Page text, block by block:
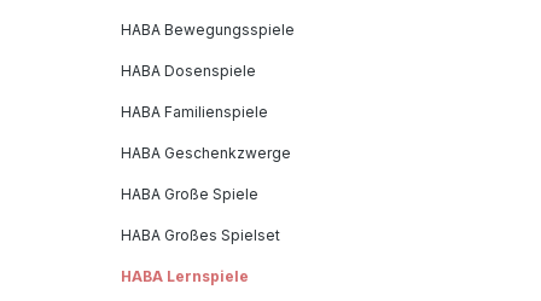
HABA Bewegungsspiele
HABA Dosenspiele
HABA Familienspiele
HABA Geschenkzwerge
HABA Große Spiele
HABA Großes Spielset
HABA Lernspiele